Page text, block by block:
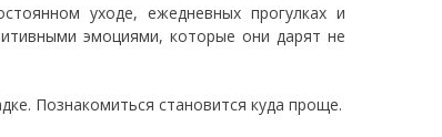
уходе, ежедневных прогулках и
эмоциями, которые они дарят не
Познакомиться становится куда проще.